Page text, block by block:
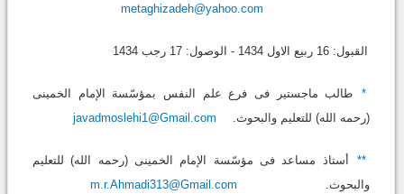
metaghizadeh@yahoo.com
القبول: 16 ربیع الاول 1434 - الوصول: 17 رجب 1434
*
طالب ماجستیر فی فرع علم النفس بمؤسّسة الإمام الخمینی
(رحمه الله) للتعلیم والبحوث.
javadmoslehi1@Gmail.com
**
أستاذ مساعد فی مؤسّسة الإمام الخمینی (رحمه الله) للتعلیم
والبحوث.
m.r.Ahmadi313@Gmail.com